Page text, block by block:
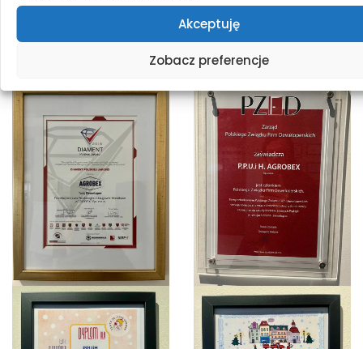
Akceptuję
Zobacz preferencje